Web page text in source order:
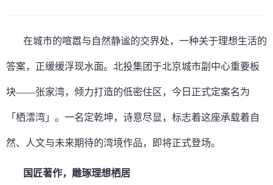
在城市的喧嚣与自然静谧的交界处，一种关于理想生活的
答案，正缓缓浮现水面。北投集团于北京城市副中心重要板
块——张家湾，倾力打造的低密住区，今日正式定案名为
「栖澐湾」。一名定乾坤，诗意尽显，标志着这座承载着自
然、人文与未来期待的湾境作品，即将正式登场。
国匠著作，雕琢理想栖居